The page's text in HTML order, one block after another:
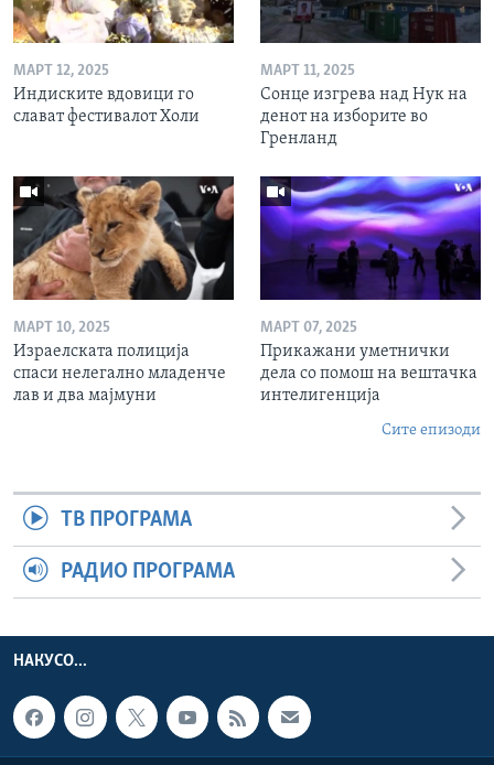
МАРТ 12, 2025
Индиските вдовици го
слават фестивалот Холи
МАРТ 11, 2025
Сонце изгрева над Нук на
денот на изборите во
Гренланд
МАРТ 10, 2025
Израелската полиција
спаси нелегално младенче
лав и два мајмуни
МАРТ 07, 2025
Прикажани уметнички
дела со помош на вештачка
интелигенција
Сите епизоди
ТВ ПРОГРАМА
РАДИО ПРОГРАМА
НАКУСО...